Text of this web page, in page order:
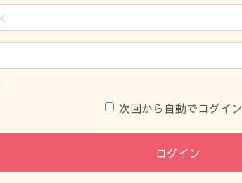
次回から自動でログイン
ログイン